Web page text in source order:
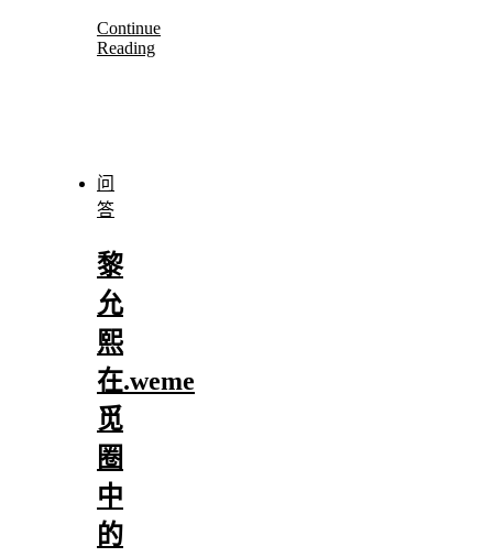
Continue
Reading
问
答
黎
允
熙
在.weme
觅
圈
中
的